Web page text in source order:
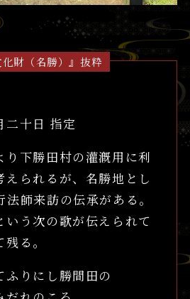
財（名勝）』抜粋
二十日 指定
り下勝田村の灌漑用に利
えられるが、名勝地とし
師来訪の伝承がある。
いう次の歌が伝えられて
る。
ふりにし勝間田の